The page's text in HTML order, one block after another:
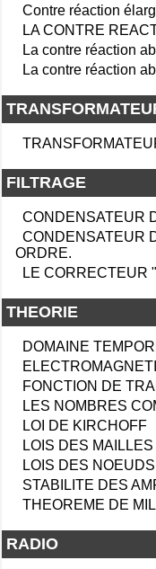
Contre réaction
LA CONTRE
La contre réaction
La contre réaction
FILTRAGE
CONDENSATEUR
CONDENSATEUR
ORDRE.
LE CORRECTEUR
THEORIE
DOMAINE
FONCTION DE
LES NOMBRES
LOI DE KIRCHOFF
LOIS DES MAILLES
LOIS DES
STABILITE DES
THEOREME DE
RADIO